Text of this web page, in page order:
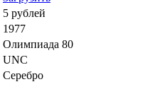
5 рублей
1977
Олимпиада 80
UNC
Серебро